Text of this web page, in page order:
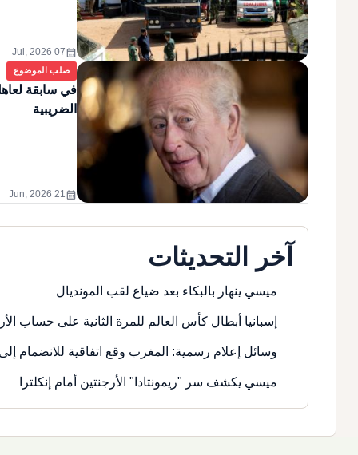
calendar_month
07 Jul, 2026
صلب الموضوع
في سابقة
الضريبية
calendar_month
21 Jun, 2026
آخر التحديثات
ميسي ينهار بالبكاء بعد ضياع لقب المونديال
إسبانيا أبطال كأس العالم للمرة الثانية على حساب
وسائل إعلام رسمية: المغرب وقع اتفاقية للانضمام
ميسي يكشف سر "ريمونتادا" الأرجنتين أمام إنكلترا